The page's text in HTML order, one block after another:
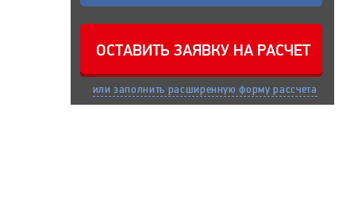
или заполнить расширенную форму рассчета